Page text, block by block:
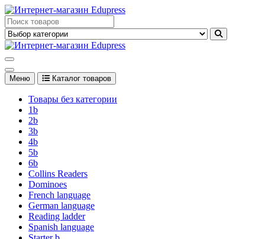
Перейти
к
содержимому
Edupress Uzbekistan, Edupress Узбекистан, книги, учебники на
английском языке
английском языке
Меню Каталог товаров
Товары без категории
1b
2b
3b
4b
5b
6b
Collins Readers
Dominoes
French language
German language
Reading ladder
Spanish language